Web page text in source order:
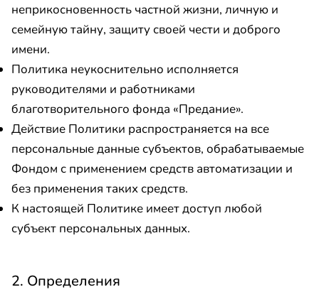
неприкосновенность частной жизни, личную и
семейную тайну, защиту своей чести и доброго
имени.
Политика неукоснительно исполняется
руководителями и работниками
благотворительного фонда «Предание».
Действие Политики распространяется на все
персональные данные субъектов, обрабатываемые
Фондом с применением средств автоматизации и
без применения таких средств.
К настоящей Политике имеет доступ любой
субъект персональных данных.
2. Определения